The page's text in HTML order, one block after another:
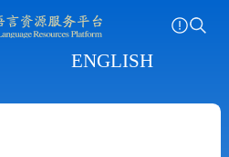
ENGLISH